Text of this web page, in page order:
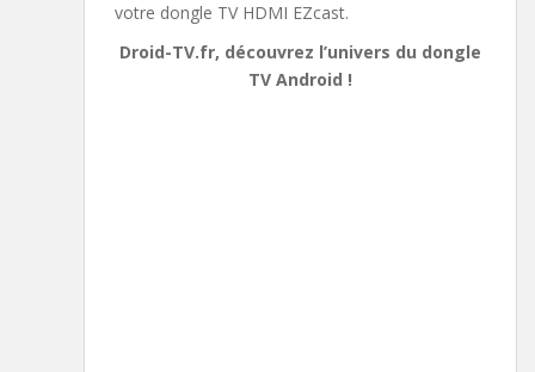
votre dongle TV HDMI EZcast.
Droid-TV.fr, découvrez l’univers du dongle
TV Android !